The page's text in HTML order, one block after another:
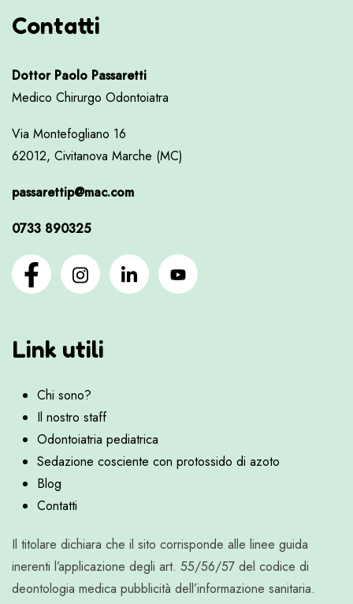
Contatti
Dottor Paolo Passaretti
Medico Chirurgo Odontoiatra
Via Montefogliano 16
62012, Civitanova Marche (MC)
passarettip@mac.com
0733 890325
Link utili
Chi sono?
Il nostro staff
Odontoiatria pediatrica
Sedazione cosciente con protossido di azoto
Blog
Contatti
Il titolare dichiara che il sito corrisponde alle linee guida
inerenti l’applicazione degli art. 55/56/57 del codice di
deontologia medica pubblicità dell’informazione sanitaria.